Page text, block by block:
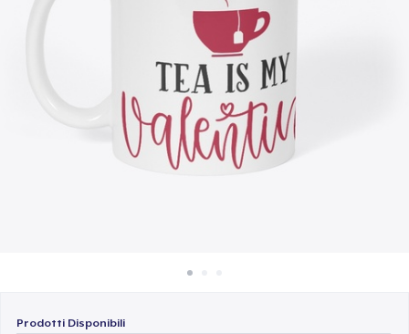
Vendi ovunque
Vendi qualsiasi cosa
Prodotti Disponibili